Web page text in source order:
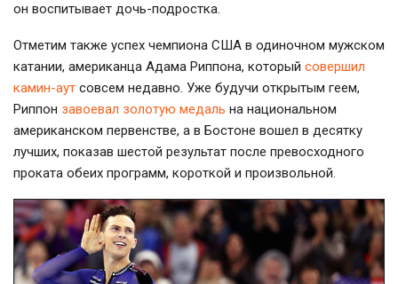
он воспитывает дочь-подростка.
Отметим также успех чемпиона США в одиночном мужском
катании, американца Адама Риппона, который совершил
камин-аут совсем недавно. Уже будучи открытым геем,
Риппон завоевал золотую медаль на национальном
американском первенстве, а в Бостоне вошел в десятку
лучших, показав шестой результат после превосходного
проката обеих программ, короткой и произвольной.